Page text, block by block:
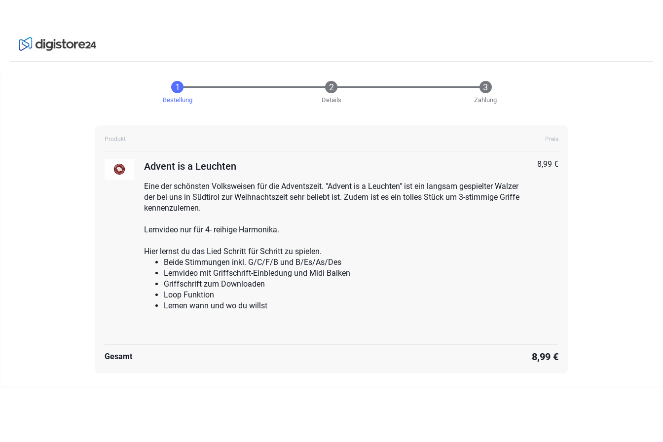
Bestellung Details Zahlung
Produkt Preis
Advent is a Leuchten
Eine der schönsten Volksweisen für die Adventszeit. "Advent is a Leuchten" ist ein langsam gespielter Walzer
der bei uns in Südtirol zur Weihnachtszeit sehr beliebt ist. Zudem ist es ein tolles Stück um 3-stimmige Griffe
kennenzulernen.
Lernvideo nur für 4- reihige Harmonika.
Hier lernst du das Lied Schritt für Schritt zu spielen.
Beide Stimmungen inkl. G/C/F/B und B/Es/As/Des
Lernvideo mit Griffschrift-Einbledung und Midi Balken
Griffschrift zum Downloaden
Loop Funktion
Lernen wann und wo du willst
8,99 €
Gesamt 8,99 €